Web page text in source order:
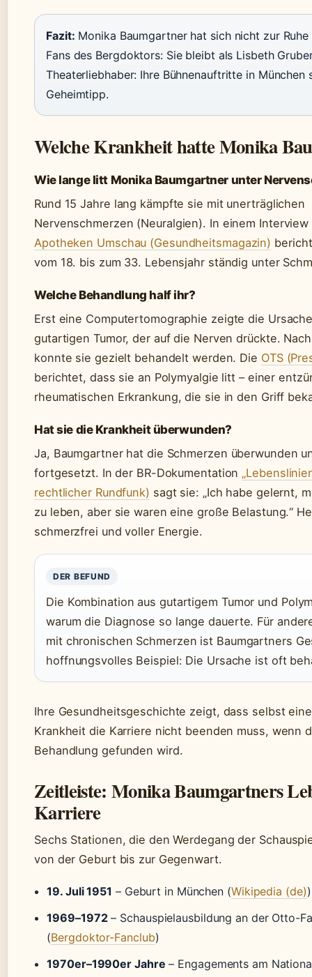
Fazit: Monika Baumgartner hat sich nicht zur
Fans des Bergdoktors: Sie bleibt als Lisbeth
Theaterliebhaber: Ihre Bühnenauftritte in München
Geheimtipp.
Welche Krankheit hatte Monika
Wie lange litt Monika Baumgartner unter
Rund 15 Jahre lang kämpfte sie mit unerträglichen
Nervenschmerzen (Neuralgien). In einem
Apotheken Umschau (Gesundheitsmagazin)
vom 18. bis zum 33. Lebensjahr ständig unter
Welche Behandlung half ihr?
Erst eine Computertomographie zeigte die
gutartigen Tumor, der auf die Nerven drückte.
konnte sie gezielt behandelt werden. Die OTS
berichtet, dass sie an Polymyalgie litt – einer
rheumatischen Erkrankung, die sie in den Griff
Hat sie die Krankheit überwunden?
Ja, Baumgartner hat die Schmerzen überwunden
fortgesetzt. In der BR-Dokumentation
rechtlicher Rundfunk) sagt sie: „Ich habe gelernt,
zu leben, aber sie waren eine große Belastung.“
schmerzfrei und voller Energie.
DER BEFUND
Die Kombination aus gutartigem Tumor und
warum die Diagnose so lange dauerte. Für
mit chronischen Schmerzen ist Baumgartners
hoffnungsvolles Beispiel: Die Ursache ist oft
Ihre Gesundheitsgeschichte zeigt, dass selbst
Krankheit die Karriere nicht beenden muss, wenn
Behandlung gefunden wird.
Zeitleiste: Monika Baumgartners
Karriere
Sechs Stationen, die den Werdegang der
von der Geburt bis zur Gegenwart.
19. Juli 1951 – Geburt in München (Wikipedia (de))
1969–1972– Schauspielausbildung an der Otto-
(Bergdoktor-Fanclub)
1970er–1990er Jahre – Engagements am